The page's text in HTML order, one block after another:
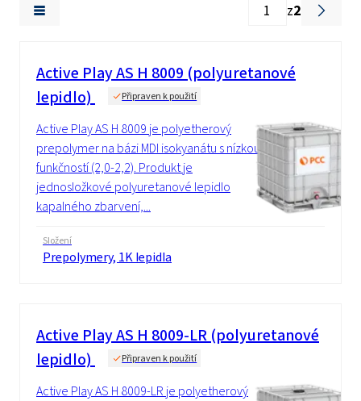
z2
Active Play AS H 8009 (polyuretanové
lepidlo)
Připraven k použití
Active Play AS H 8009 je polyetherový
prepolymer na bázi MDI isokyanátu s nízkou
funkčností (2,0-2,2). Produkt je
jednosložkové polyuretanové lepidlo
kapalného zbarvení,...
Složení
Prepolymery, 1K lepidla
Active Play AS H 8009-LR (polyuretanové
lepidlo)
Připraven k použití
Active Play AS H 8009-LR je polyetherový